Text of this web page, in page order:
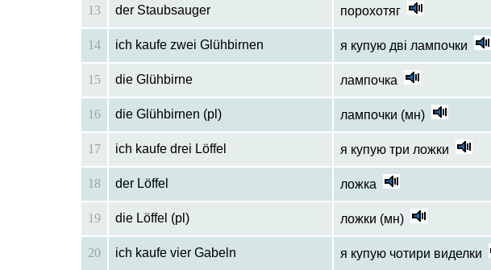
13 der Staubsauger порохотяг
14 ich kaufe zwei Glühbirnen я купую дві лампочки
15 die Glühbirne лампочка
16 die Glühbirnen (pl) лампочки (мн)
17 ich kaufe drei Löffel я купую три ложки
18 der Löffel ложка
19 die Löffel (pl) ложки (мн)
20 ich kaufe vier Gabeln я купую чотири виделки